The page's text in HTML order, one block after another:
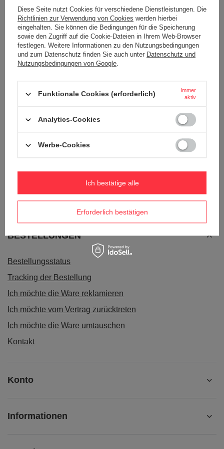
Bei Bekanntwerden von Rechtsverletzungen werden
wir derartige Links umgehend entfernen.
Urheberrecht
Die durch die Seitenbetreiber erstellten Inhalte und
Werke auf diesen Seiten unterliegen dem deutschen
Urheberrecht. Die Vervielfältigung, Bearbeitung,
Verbreitung und jede Art der Verwertung außerhalb der
Grenzen des Urheberrechtes bedürfen der schriftlichen
privaten, nicht kommerziellen Gebrauch gestattet.
Soweit die Inhalte auf dieser Seite nicht vom Betreiber
beachtet. Insbesondere werden Inhalte Dritter als
solche gekennzeichnet. Sollten Sie trotzdem auf eine
Urheberrechtsverletzung aufmerksam werden, bitten
Bekanntwerden von Rechtsverletzungen werden wir
BESTELLUNGEN
Bestellungsstatus
Tracking der Bestellung
Ich möchte die Ware reklamieren
Ich möchte vom Vertrag zurücktreten
Ich möchte die Ware umtauschen
Kontakt
Konto
Informationen
Diese Seite nutzt Cookies für verschiedene Dienstleistungen. Die
Richtlinien zur Verwendung von Cookies werden hierbei
eingehalten. Sie können die Bedingungen für die Speicherung
sowie den Zugriff auf die Cookie-Dateien in Ihrem Web-Browser
festlegen. Weitere Informationen zu den Nutzungsbedingungen
und zum Datenschutz finden Sie auch unter Datenschutz und
Nutzungsbedingungen von Google.
Funktionale Cookies (erforderlich)
Immer
aktiv
Analytics-Cookies
Werbe-Cookies
Erforderlich bestätigen
Ich bestätige alle